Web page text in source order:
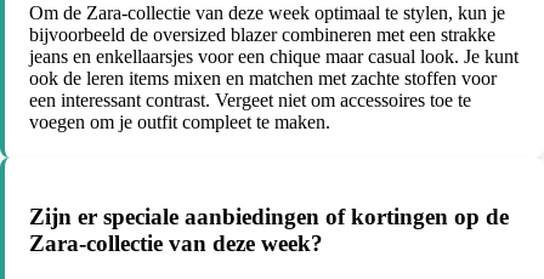
Om de Zara-collectie van deze week optimaal te stylen, kun je
bijvoorbeeld de oversized blazer combineren met een strakke
jeans en enkellaarsjes voor een chique maar casual look. Je kunt
ook de leren items mixen en matchen met zachte stoffen voor
een interessant contrast. Vergeet niet om accessoires toe te
voegen om je outfit compleet te maken.
Zijn er speciale aanbiedingen of kortingen op de
Zara-collectie van deze week?